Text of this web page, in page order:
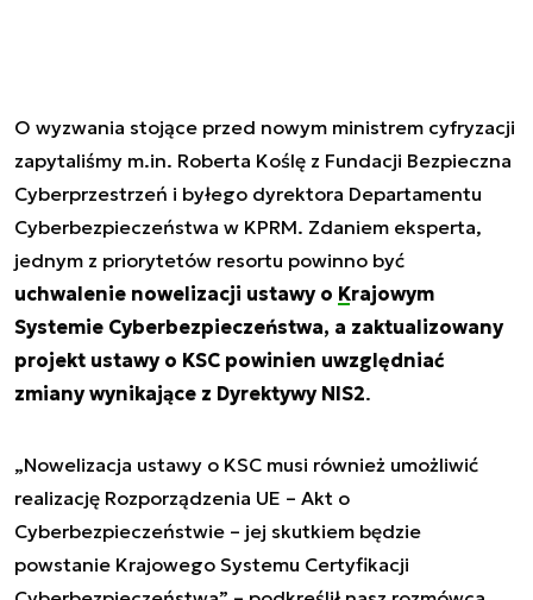
O wyzwania stojące przed nowym ministrem cyfryzacji
zapytaliśmy m.in. Roberta Koślę z Fundacji Bezpieczna
Cyberprzestrzeń i byłego dyrektora Departamentu
Cyberbezpieczeństwa w KPRM. Zdaniem eksperta,
jednym z priorytetów resortu powinno być
uchwalenie nowelizacji ustawy o Krajowym
Systemie Cyberbezpieczeństwa, a zaktualizowany
projekt ustawy o KSC powinien uwzględniać
zmiany wynikające z Dyrektywy NIS2.
„Nowelizacja ustawy o KSC musi również umożliwić
realizację Rozporządzenia UE – Akt o
Cyberbezpieczeństwie – jej skutkiem będzie
powstanie Krajowego Systemu Certyfikacji